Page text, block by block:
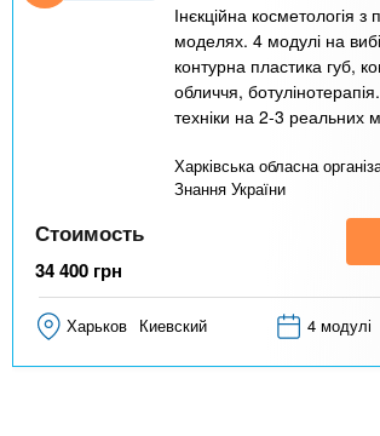
Інєкційна косметологія
моделях. 4 модулі на
контурна пластика губ,
обличчя,
техніки на 2-3 реальних
Харківська обласна
Знання України
Стоимость
34 400 грн
Харьков Киевский 4 модулі